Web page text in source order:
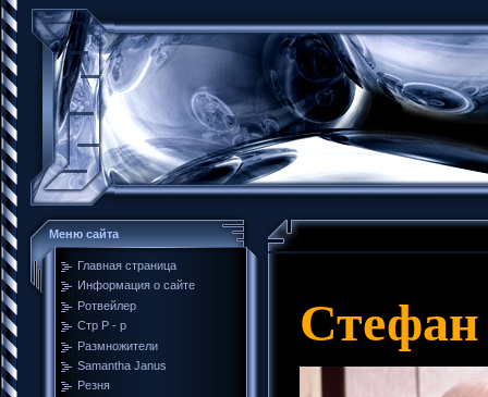
Меню сайта
Главная страница
Информация о сайте
Ротвейлер
Стр Р - р
Размножители
Samantha Janus
Резня